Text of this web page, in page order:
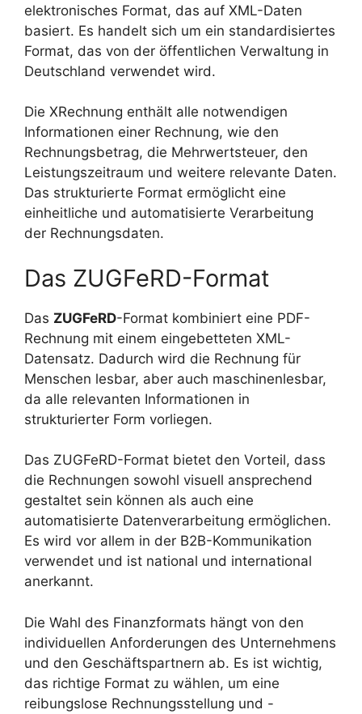
elektronisches Format, das auf XML-Daten
basiert. Es handelt sich um ein standardisiertes
Format, das von der öffentlichen Verwaltung in
Deutschland verwendet wird.
Die XRechnung enthält alle notwendigen
Informationen einer Rechnung, wie den
Rechnungsbetrag, die Mehrwertsteuer, den
Leistungszeitraum und weitere relevante Daten.
Das strukturierte Format ermöglicht eine
einheitliche und automatisierte Verarbeitung
der Rechnungsdaten.
Das ZUGFeRD-Format
Das ZUGFeRD-Format kombiniert eine PDF-
Rechnung mit einem eingebetteten XML-
Datensatz. Dadurch wird die Rechnung für
Menschen lesbar, aber auch maschinenlesbar,
da alle relevanten Informationen in
strukturierter Form vorliegen.
Das ZUGFeRD-Format bietet den Vorteil, dass
die Rechnungen sowohl visuell ansprechend
gestaltet sein können als auch eine
automatisierte Datenverarbeitung ermöglichen.
Es wird vor allem in der B2B-Kommunikation
verwendet und ist national und international
anerkannt.
Die Wahl des Finanzformats hängt von den
individuellen Anforderungen des Unternehmens
und den Geschäftspartnern ab. Es ist wichtig,
das richtige Format zu wählen, um eine
reibungslose Rechnungsstellung und -